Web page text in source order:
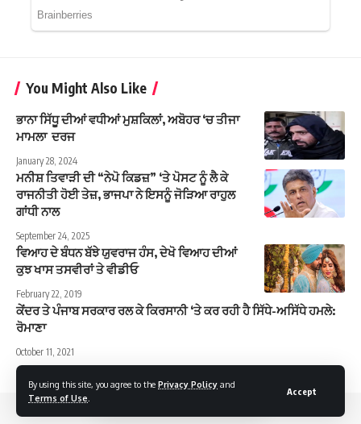
By using this site, you agree to the Privacy Policy and
Terms of Use
Accept
You Might Also Like
ਭਾਨਾ ਸਿੱਧੂ ਦੀਆਂ ਵਧੀਆਂ ਮੁਸ਼ਕਿਲਾਂ, ਅਬੋਹਰ ‘ਚ ਤੀਜਾ
ਮਾਮਲਾ ਦਰਜ
January 28, 2024
ਮਨੀਸ਼ ਤਿਵਾੜੀ ਦੀ “ਨੇਪੋ ਕਿਡਜ਼” ‘ਤੇ ਪੋਸਟ ਨੂੰ ਲੈ ਕੇ
ਰਾਜਨੀਤੀ ਹੋਈ ਤੇਜ਼, ਭਾਜਪਾ ਨੇ ਇਸਨੂੰ ਜੋੜਿਆ ਰਾਹੁਲ
ਗਾਂਧੀ ਨਾਲ
September 24, 2025
ਵਿਆਹ ਦੇ ਬੰਧਨ ਬੱਝੇ ਯੁਵਰਾਜ ਹੰਸ, ਦੇਖੋ ਵਿਆਹ ਦੀਆਂ
ਕੁਝ ਖਾਸ ਤਸਵੀਰਾਂ ਤੇ ਵੀਡੀਓ
February 22, 2019
ਕੇਂਦਰ ਤੇ ਪੰਜਾਬ ਸਰਕਾਰ ਰਲ ਕੇ ਕਿਰਸਾਨੀ ‘ਤੇ ਕਰ ਰਹੀ ਹੈ ਸਿੱਧੇ-ਅਸਿੱਧੇ ਹਮਲੇ:
ਰੋਮਾਣਾ
October 11, 2021